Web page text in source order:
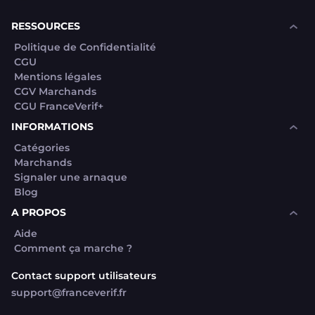
elles sont bloquées en attente. C'est un leurre.
RESSOURCES
Politique de Confidentialité
CGU
Mentions légales
CGV Marchands
CGU FranceVerif+
INFORMATIONS
Catégories
Marchands
Signaler une arnaque
Blog
A PROPOS
Aide
Comment ça marche ?
Contact support utilisateurs
support@franceverif.fr